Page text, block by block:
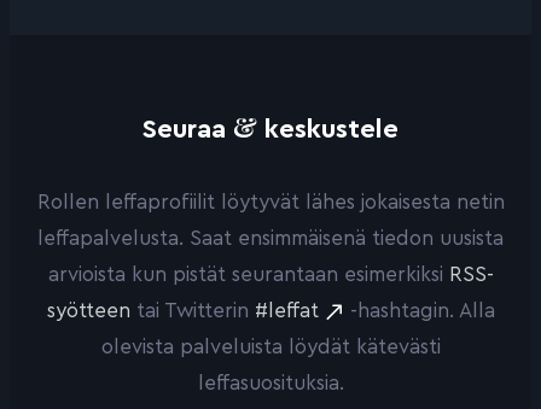
Seuraa & keskustele
Rollen leffaprofiilit löytyvät lähes jokaisesta netin
leffapalvelusta. Saat ensimmäisenä tiedon uusista
arvioista kun pistät seurantaan esimerkiksi RSS-
syötteen tai Twitterin #leffat
-hashtagin. Alla
olevista palveluista löydät kätevästi
leffasuosituksia.